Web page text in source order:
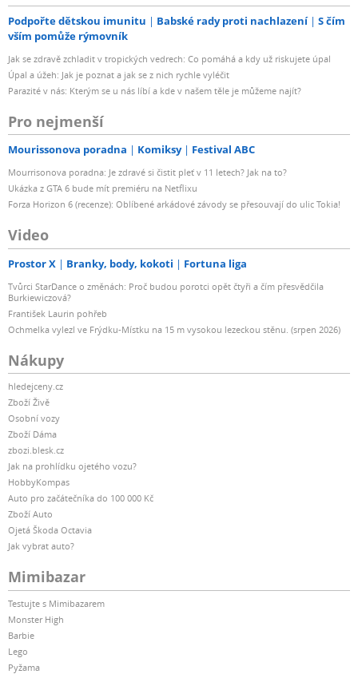
Podpořte dětskou imunitu Babské rady proti nachlazení
S čím
vším pomůže rýmovník
Jak se zdravě zchladit v tropických vedrech: Co pomáhá a kdy už riskujete úpal
Úpal a úžeh: Jak je poznat a jak se z nich rychle vyléčit
Parazité v nás: Kterým se u nás líbí a kde v našem těle je můžeme najít?
Pro nejmenší
Mourissonova poradna Komiksy Festival ABC
Mourrisonova poradna: Je zdravé si čistit pleť v 11 letech? Jak na to?
Ukázka z GTA 6 bude mít premiéru na Netflixu
Forza Horizon 6 (recenze): Oblíbené arkádové závody se přesouvají do ulic Tokia!
Video
Prostor X Branky, body, kokoti Fortuna liga
Tvůrci StarDance o změnách: Proč budou porotci opět čtyři a čím přesvědčila
Burkiewiczová?
František Laurin pohřeb
Ochmelka vylezl ve Frýdku-Místku na 15 m vysokou lezeckou stěnu. (srpen 2026)
Nákupy
hledejceny.cz
Zboží Živě
Osobní vozy
Zboží Dáma
zbozi.blesk.cz
Jak na prohlídku ojetého vozu?
HobbyKompas
Auto pro začátečníka do 100 000 Kč
Zboží Auto
Ojetá Škoda Octavia
Jak vybrat auto?
Mimibazar
Testujte s Mimibazarem
Monster High
Barbie
Lego
Pyžama